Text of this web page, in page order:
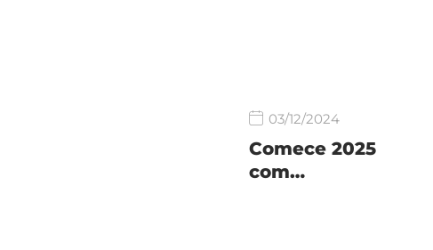
03/12/2024
Comece 2025
com…